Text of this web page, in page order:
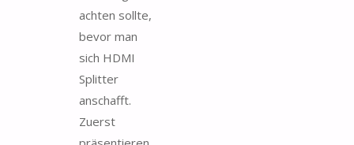
achten sollte,
bevor man
sich HDMI
Splitter
anschafft.
Zuerst